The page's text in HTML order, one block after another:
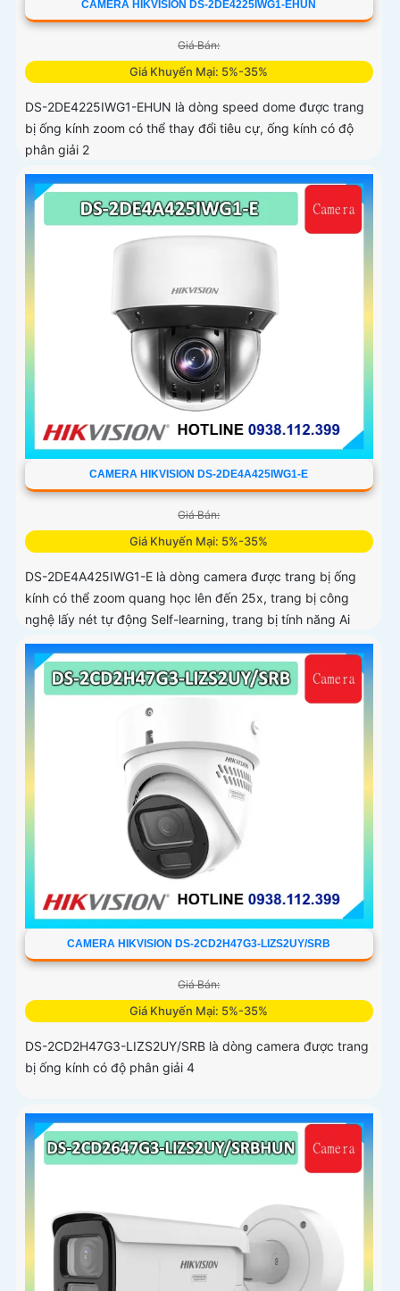
CAMERA HIKVISION DS-2DE4225IWG1-EHUN
Giá Bán:
Giá Khuyến Mại: 5%-35%
DS-2DE4225IWG1-EHUN là dòng speed dome được trang
bị ống kính zoom có thể thay đổi tiêu cự, ống kính có độ
phân giải 2
CAMERA HIKVISION DS-2DE4A425IWG1-E
Giá Bán:
Giá Khuyến Mại: 5%-35%
DS-2DE4A425IWG1-E là dòng camera được trang bị ống
kính có thể zoom quang học lên đến 25x, trang bị công
nghệ lấy nét tự động Self-learning, trang bị tính năng Ai
nhận diện chính xác tích hợp AcuSearch khi kết hợp chung
với đầu ghi hình, nhìn ban đêm bằng hồng ngoại 50m
CAMERA HIKVISION DS-2CD2H47G3-LIZS2UY/SRB
Giá Bán:
Giá Khuyến Mại: 5%-35%
DS-2CD2H47G3-LIZS2UY/SRB là dòng camera được trang
bị ống kính có độ phân giải 4